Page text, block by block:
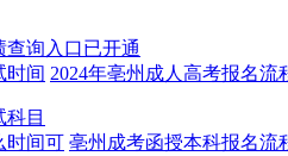
查询入口已开通
时间 2024年亳州成人高考报名流
科目
时间可 亳州成考函授本科报名流